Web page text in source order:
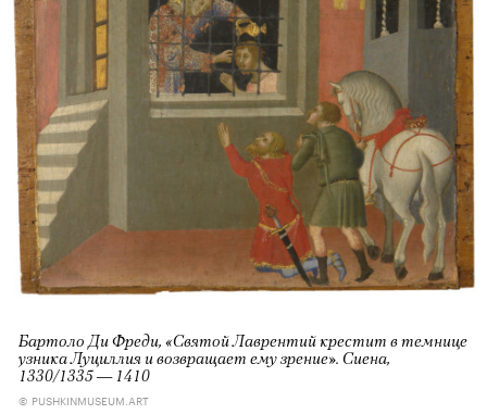
Бартоло Ди Фреди, «Святой Лаврентий крестит в темнице
узника Луциллия и возвращает ему зрение». Сиена,
1330/1335 — 1410
© PUSHKINMUSEUM.ART